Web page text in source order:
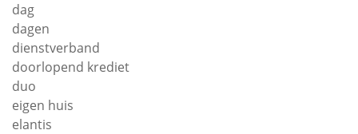
dag
dagen
dienstverband
doorlopend krediet
duo
eigen huis
elantis